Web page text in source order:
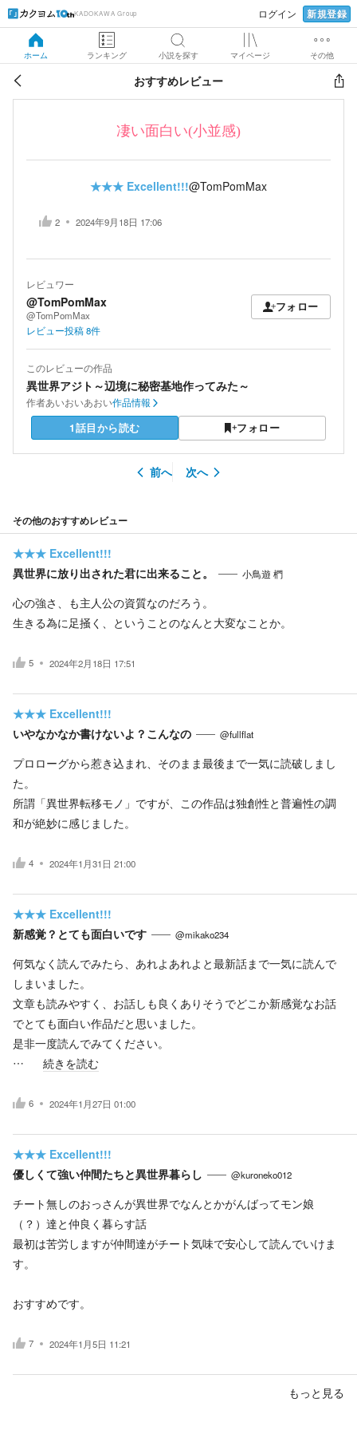
KADOKAWA Group ログイン 新規登録
ホーム ランキング 小説を探す マイページ その他
おすすめレビュー
凄い面白い(小並感)
★★★ Excellent!!!@TomPomMax
2 2024年9月18日 17:06
レビュワー
@TomPomMax
@TomPomMax
フォロー
レビュー投稿8件
このレビューの作品
異世界アジト～辺境に秘密基地作ってみた～
作者あいおいあおい作品情報
1話目から読む フォロー
前へ 次へ
その他のおすすめレビュー
★★★ Excellent!!!
異世界に放り出された君に出来ること。
小鳥遊 椚
心の強さ、も主人公の資質なのだろう。
生きる為に足掻く、ということのなんと大変なことか。
5 2024年2月18日 17:51
★★★ Excellent!!!
いやなかなか書けないよ？こんなの
@fullflat
プロローグから惹き込まれ、そのまま最後まで一気に読破しまし
た。
所謂「異世界転移モノ」ですが、この作品は独創性と普遍性の調
和が絶妙に感じました。
4 2024年1月31日 21:00
★★★ Excellent!!!
新感覚？とても面白いです
@mikako234
何気なく読んでみたら、あれよあれよと最新話まで一気に読んで
しまいました。
文章も読みやすく、お話しも良くありそうでどこか新感覚なお話
でとても面白い作品だと思いました。
是非一度読んでみてください。
…
続きを読む
6 2024年1月27日 01:00
★★★ Excellent!!!
優しくて強い仲間たちと異世界暮らし
@kuroneko012
チート無しのおっさんが異世界でなんとかがんばってモン娘
（？）達と仲良く暮らす話
最初は苦労しますが仲間達がチート気味で安心して読んでいけま
す。
おすすめです。
7 2024年1月5日 11:21
もっと見る